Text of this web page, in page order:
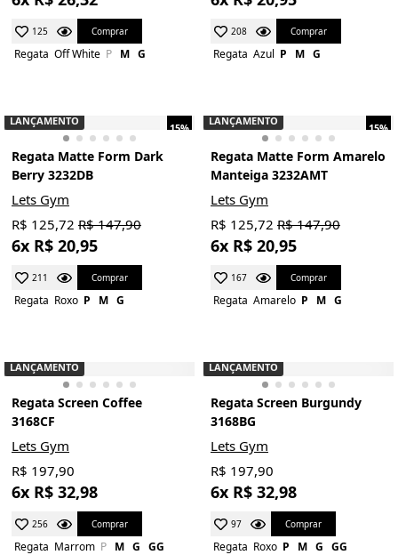
125 Comprar
Regata Off White P M G
208 Comprar
Regata Azul P M G
15%
LANÇAMENTO
Regata Matte Form Dark
Berry 3232DB
Lets Gym
R$ 125,72 R$ 147,90
6x R$ 20,95
211 Comprar
Regata Roxo P M G
15%
LANÇAMENTO
Regata Matte Form Amarelo
Manteiga 3232AMT
Lets Gym
R$ 125,72 R$ 147,90
6x R$ 20,95
167 Comprar
Regata Amarelo P M G
LANÇAMENTO
Regata Screen Coffee
3168CF
Lets Gym
R$ 197,90
6x R$ 32,98
256 Comprar
Regata Marrom P M G GG
LANÇAMENTO
Regata Screen Burgundy
3168BG
Lets Gym
R$ 197,90
6x R$ 32,98
97 Comprar
Regata Roxo P M G GG